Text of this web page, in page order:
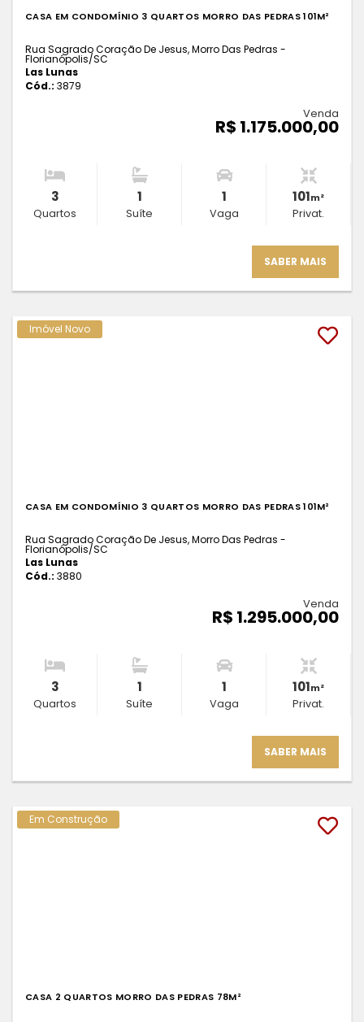
CASA EM CONDOMÍNIO 3 QUARTOS MORRO DAS PEDRAS 101M²
Rua Sagrado Coração De Jesus, Morro Das Pedras -
Florianópolis/SC
Las Lunas
Cód.: 3879
Venda
R$ 1.175.000,00
3
Quartos
1
Suíte
1
Vaga
101m²
Privat.
SABER MAIS
Imóvel Novo
CASA EM CONDOMÍNIO 3 QUARTOS MORRO DAS PEDRAS 101M²
Rua Sagrado Coração De Jesus, Morro Das Pedras -
Florianópolis/SC
Las Lunas
Cód.: 3880
Venda
R$ 1.295.000,00
3
Quartos
1
Suíte
1
Vaga
101m²
Privat.
SABER MAIS
Em Construção
CASA 2 QUARTOS MORRO DAS PEDRAS 78M²